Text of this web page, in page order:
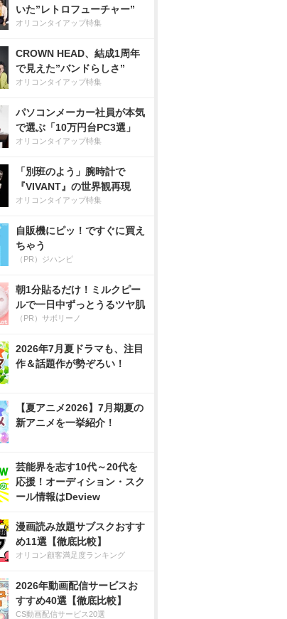
いた”レトロフューチャー”
オリコンタイアップ特集
CROWN HEAD、結成1周年
で見えた”バンドらしさ”
オリコンタイアップ特集
パソコンメーカー社員が本気
で選ぶ「10万円台PC3選」
オリコンタイアップ特集
「別班のよう」腕時計で
『VIVANT』の世界観再現
オリコンタイアップ特集
自販機にピッ！ですぐに買え
ちゃう
（PR）ジハンピ
朝1分貼るだけ！ミルクピー
ルで一日中ずっとうるツヤ肌
（PR）サボリーノ
2026年7月夏ドラマも、注目
作＆話題作が勢ぞろい！
【夏アニメ2026】7月期夏の
新アニメを一挙紹介！
芸能界を志す10代～20代を
応援！オーディション・スク
ール情報はDeview
漫画読み放題サブスクおすす
め11選【徹底比較】
オリコン顧客満足度ランキング
2026年動画配信サービスお
すすめ40選【徹底比較】
CS動画配信サービス20選